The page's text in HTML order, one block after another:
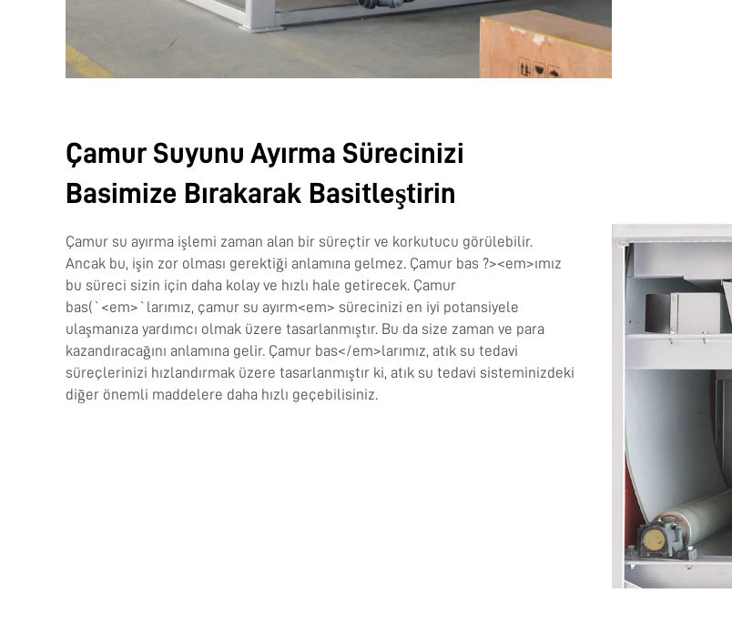
Çamur Suyunu Ayırma Sürecinizi
Basimize Bırakarak Basitleştirin
Çamur su ayırma işlemi zaman alan bir süreçtir ve korkutucu görülebilir.
Ancak bu, işin zor olması gerektiği anlamına gelmez. Çamur bas ?><em>ımız
bu süreci sizin için daha kolay ve hızlı hale getirecek. Çamur
bas(`<em>`larımız, çamur su ayırm<em> sürecinizi en iyi potansiyele
ulaşmanıza yardımcı olmak üzere tasarlanmıştır. Bu da size zaman ve para
kazandıracağını anlamına gelir. Çamur bas</em>larımız, atık su tedavi
süreçlerinizi hızlandırmak üzere tasarlanmıştır ki, atık su tedavi sisteminizdeki
diğer önemli maddelere daha hızlı geçebilisiniz.